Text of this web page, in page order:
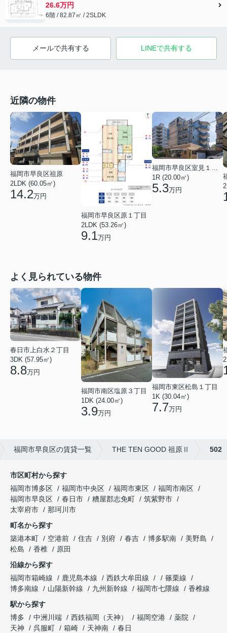
26.6万円
6階 / 82.87㎡ / 2SLDK
メールで共有する LINEで共有する
近隣の物件
福岡市早良区祖原
2LDK (60.05㎡)
14.2万円
福岡市早良区原１丁目
2LDK (53.26㎡)
9.1万円
福岡市早良区室見１丁目
1R (20.00㎡)
5.3万円
よく見られている物件
春日市上白水２丁目
3DK (57.95㎡)
8.8万円
福岡市南区塩原３丁目
1DK (24.00㎡)
3.9万円
福岡市東区松島１丁目
1K (30.04㎡)
7.7万円
福岡市早良区の賃貸一覧 THE TEN GOOD 祖原Ⅱ 502
市区町村から探す
福岡市博多区
福岡市中央区 福岡市東区
福岡市南区
福岡市早良区
春日市 糟屋郡志免町
筑紫野市
太宰府市
那珂川市
町名から探す
築港本町
空港前 住吉 別府 春吉 博多駅南
美野島
松島
香椎
原田
沿線から探す
福岡市箱崎線
鹿児島本線 西鉄大牟田線
篠栗線
博多南線
山陽新幹線 九州新幹線 福岡市七隈線
香椎線
駅から探す
博多
中洲川端 西鉄福岡（天神） 福岡空港
薬院
天神
呉服町 箱崎 天神南 春日